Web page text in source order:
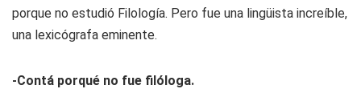
porque no estudió Filología. Pero fue una lingüista increíble,
una lexicógrafa eminente.
-Contá porqué no fue filóloga.